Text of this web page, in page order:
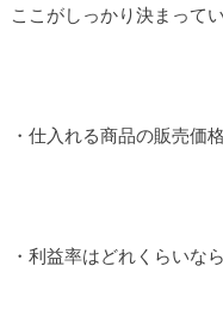
ここがしっかり決まって
・仕入れる商品の販売価
・利益率はどれくらいな